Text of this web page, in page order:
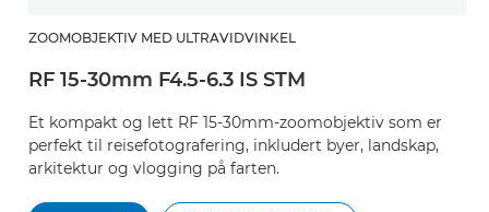
ZOOMOBJEKTIV MED ULTRAVIDVINKEL
RF 15-30mm F4.5-6.3 IS STM
Et kompakt og lett RF 15-30mm-zoomobjektiv som er
perfekt til reisefotografering, inkludert byer, landskap,
arkitektur og vlogging på farten.